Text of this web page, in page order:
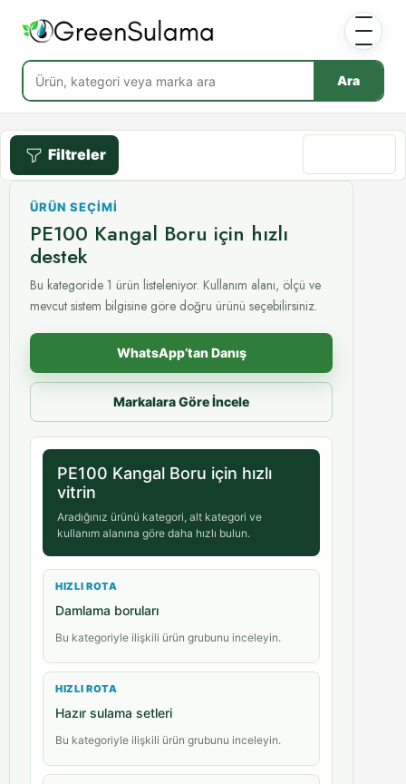
Ara
Filtreler
ÜRÜN SEÇIMI
PE100 Kangal Boru için hızlı
destek
Bu kategoride 1 ürün listeleniyor. Kullanım alanı, ölçü ve
mevcut sistem bilgisine göre doğru ürünü seçebilirsiniz.
WhatsApp’tan Danış
Markalara Göre İncele
PE100 Kangal Boru için hızlı
vitrin
Aradığınız ürünü kategori, alt kategori ve
kullanım alanına göre daha hızlı bulun.
HIZLI ROTA
Damlama boruları
Bu kategoriyle ilişkili ürün grubunu inceleyin.
HIZLI ROTA
Hazır sulama setleri
Bu kategoriyle ilişkili ürün grubunu inceleyin.